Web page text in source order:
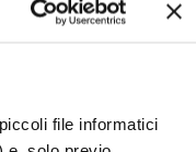
file informatici